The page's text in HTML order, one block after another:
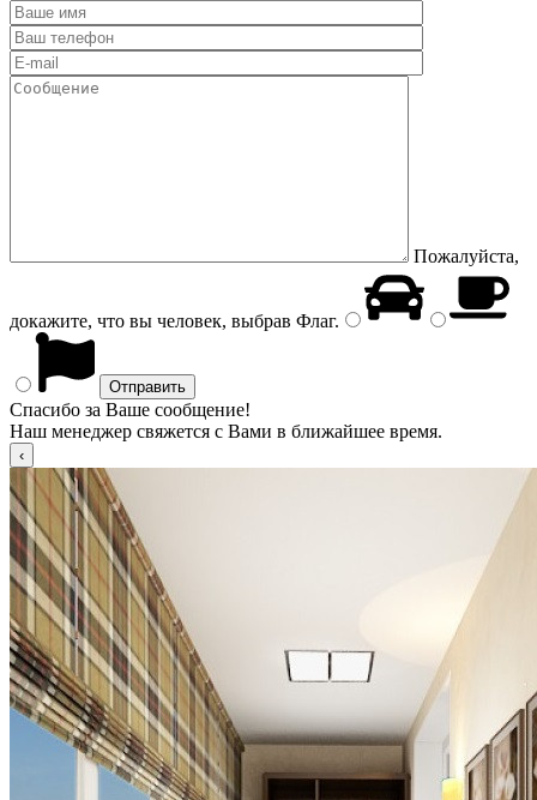
Пожалуйста,
докажите, что вы человек, выбрав Флаг.
Спасибо за Ваше сообщение!
Наш менеджер свяжется с Вами в ближайшее время.